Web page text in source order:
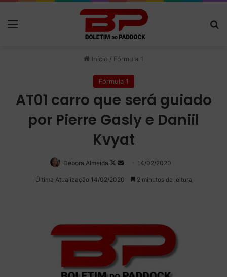
Início / Fórmula 1
Fórmula 1
AT01 carro que será guiado
por Pierre Gasly e Daniil
Kvyat
Debora Almeida
Follow
on
Mande
um
14/02/2020
Última Atualização 14/02/2020 2 minutos de leitura